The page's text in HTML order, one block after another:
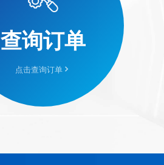
查询订单
点击查询订单